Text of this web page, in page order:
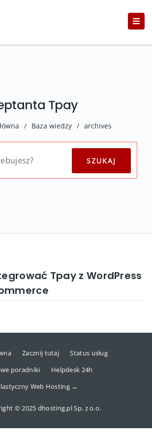
Tpay
/ Baza wiedzy / archives
Tpay z WordPress
Zacznij tutaj
Status usług
poradniki
Helpdesk 24h
Web Hosting →
© 2025 dhosting.pl Sp. z o.o.